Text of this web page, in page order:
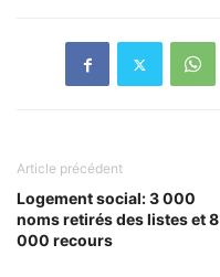
Article précédent
Logement social: 3 000
noms retirés des listes et 8
000 recours